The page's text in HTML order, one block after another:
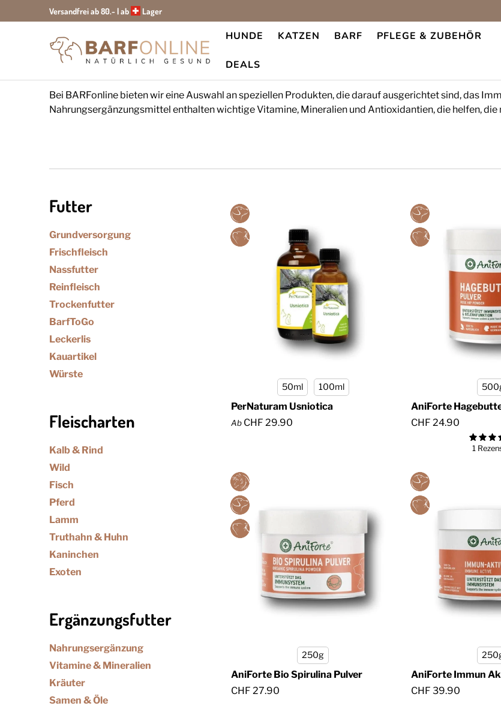
□
Versandfrei ab 80.- | ab Lager
HUNDE KATZEN BARF PFLEGE & ZUBEHÖR
DEALS
Startseite
Stärken Sie das Immunsystem Ihrer Katze oder
Bei BARFonline bieten wir eine Auswahl an speziellen Produkten, die darauf ausgerichtet sind, das
Nahrungsergänzungsmittel enthalten wichtige Vitamine, Mineralien und Antioxidantien, die helfen,
Futter
Grundversorgung
Frischfleisch
Nassfutter
Reinfleisch
Trockenfutter
BarfToGo
Leckerlis
Kauartikel
Würste
Fleischarten
Kalb & Rind
Wild
Fisch
Pferd
Lamm
Truthahn & Huhn
Kaninchen
Exoten
Ergänzungsfutter
Nahrungsergänzung
Vitamine & Mineralien
Kräuter
Samen & Öle
50ml 100ml
PerNaturam Usniotica
Ab CHF 29.90
AniForte
CHF 24.90
1
250g
AniForte Bio Spirulina Pulver
CHF 27.90
AniForte Immun
CHF 39.90